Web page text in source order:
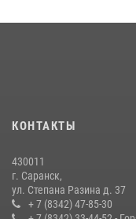
содействии сотрудников
Сотрудники Росгвардии
конкурса профмастерства
КОНТАКТЫ
430011
г. Саранск,
ул. Степана Разина д. 37
+ 7 (8342) 47-85-30